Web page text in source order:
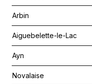
Arbin
Aiguebelette-le-Lac
Ayn
Novalaise